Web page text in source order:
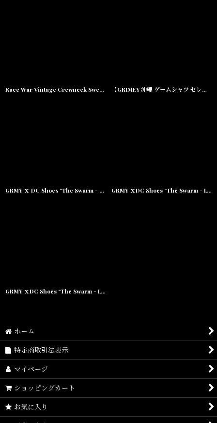
Race War Vintage Crewneck Sweat Blue プルオーバー クルーネック スウェット シャツ 【GRIMEY 沖縄 ゲームシャツ セレクトショップ】 X DC Shoes "The Swarm" HKY Jersey プルオーバー ホッケー
GRMY ｘ DC Shoes “The Swarm - Lynx Grimey” Blue GRMY ｘDC Shoes “The Swarm - Lynx Grimey” White
GRMY ｘDC Shoes “The Swarm - Lynx Grimey” Black
ホーム
特定商取引法表示
マイページ
ショッピングカート
お気に入り